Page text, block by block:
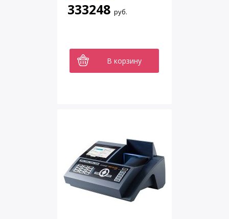
333248 руб.
В корзину